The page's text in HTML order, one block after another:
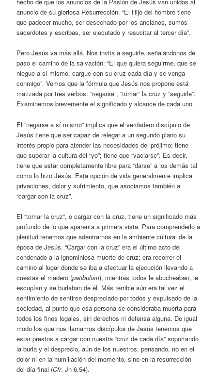
anuncio de su gloriosa Resurrección. “El Hijo del hombre tiene
que padecer mucho, ser desechado por los ancianos, sumos
sacerdotes y escribas, ser ejecutado y resucitar al tercer día”.
Pero Jesús va más allá. Nos invita a seguirle, señalándonos de
paso el camino de la salvación: “El que quiera seguirme, que se
niegue a sí mismo, cargue con su cruz cada día y se venga
conmigo”. Vemos que la fórmula que Jesús nos propone está
matizada por tres verbos: “negarse”, “tomar” la cruz y “seguirle”.
Examinemos brevemente el significado y alcance de cada uno.
El “negarse a sí mismo” implica que el verdadero discípulo de
Jesús tiene que ser capaz de relegar a un segundo plano su
interés propio para atender las necesidades del prójimo; tiene
que superar la cultura del “yo”; tiene que “vaciarse”. Es decir,
tiene que estar completamente libre para “darse” a los demás tal
como lo hizo Jesús. Esta opción de vida generalmente implica
privaciones, dolor y sufrimiento, que asociamos también a
“cargar con la cruz”.
El “tomar la cruz”, o cargar con la cruz, tiene un significado más
profundo de lo que aparenta a primera vista. Para comprenderlo a
plenitud tenemos que adentrarnos en la ambiente cultural de la
época de Jesús. “Cargar con la cruz” era el último acto del
condenado a la ignominiosa muerte de cruz; era recorrer el
camino al lugar donde se iba a efectuar la ejecución llevando a
cuestas el madero (patibulum), mientras todos le abucheaban, le
escupían y se burlaban de él. Más terrible aún era tal vez el
sentimiento de sentirse despreciado por todos y expulsado de la
sociedad, al punto que esa persona se consideraba muerta para
todos los fines legales, sin derechos ni defensa alguna. De igual
modo los que nos llamamos discípulos de Jesús tenemos que
estar prestos a cargar con nuestra “cruz de cada día” soportando
la burla y el desprecio, aún de los nuestros, pensando, no en el
dolor ni en la humillación del momento, sino en la resurrección
del día final (Cfr. Jn 6,54).